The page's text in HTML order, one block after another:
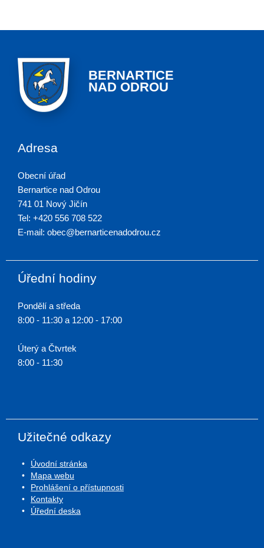
BERNARTICE
NAD ODROU
Adresa
Obecní úřad
Bernartice nad Odrou
741 01 Nový Jičín
Tel: +420 556 708 522
E-mail: obec@bernarticenadodrou.cz
Úřední hodiny
Pondělí a středa
8:00 - 11:30 a 12:00 - 17:00
Úterý a Čtvrtek
8:00 - 11:30
Užitečné odkazy
Úvodní stránka
Mapa webu
Prohlášení o přístupnosti
Kontakty
Úřední deska